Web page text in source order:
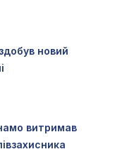
новий
витримав